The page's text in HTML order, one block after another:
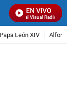
EN VIVO
Señal Visual Radio
Papa León XIV